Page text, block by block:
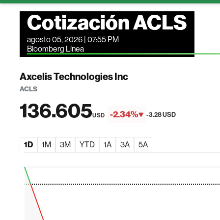
Cotización ACLS
agosto 05, 2026 | 07:55 PM
Bloomberg Línea
Axcelis Technologies Inc
ACLS
136.605USD -2.34% -3.28 USD
1D 1M 3M YTD 1A 3A 5A